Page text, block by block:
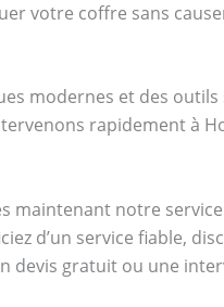
votre coffre sans
modernes et des outils
rapidement à
maintenant notre service
d’un service fiable,
devis gratuit ou une